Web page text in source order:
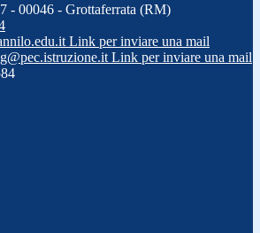
- 00046 - Grottaferrata (RM)
Link per inviare una mail
Link per inviare una mail